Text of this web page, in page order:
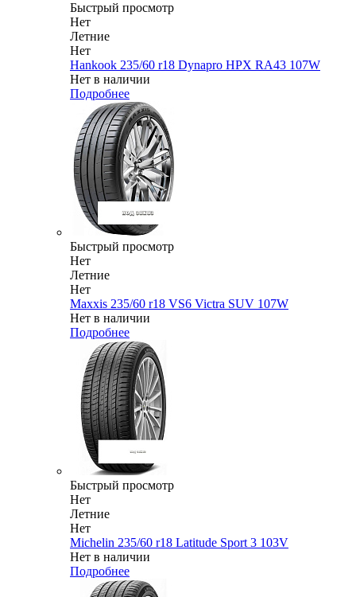
Быстрый просмотр
Нет
Летние
Нет
Hankook 235/60 r18 Dynapro HPX RA43 107W
Нет в наличии
Подробнее
Быстрый просмотр
Нет
Летние
Нет
Maxxis 235/60 r18 VS6 Victra SUV 107W
Нет в наличии
Подробнее
Быстрый просмотр
Нет
Летние
Нет
Michelin 235/60 r18 Latitude Sport 3 103V
Нет в наличии
Подробнее